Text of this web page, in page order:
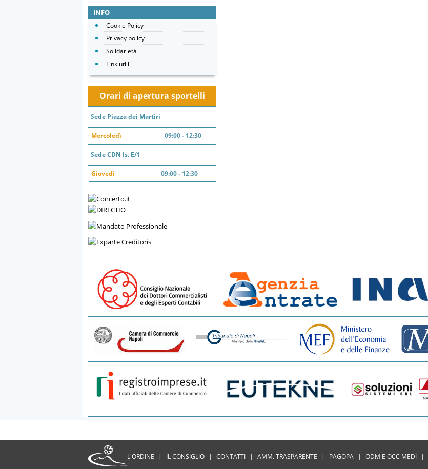
INFO
Cookie Policy
Privacy policy
Solidarietà
Link utili
Orari di apertura sportelli
Sede Piazza dei Martiri
Mercoledì 09:00 - 12:30
Sede CDN Is. E/1
Giovedì 09:00 - 12:30
L'ORDINE | IL CONSIGLIO | CONTATTI | AMM. TRASPARENTE | PAGOPA | ODM E OCC MEDÌ |